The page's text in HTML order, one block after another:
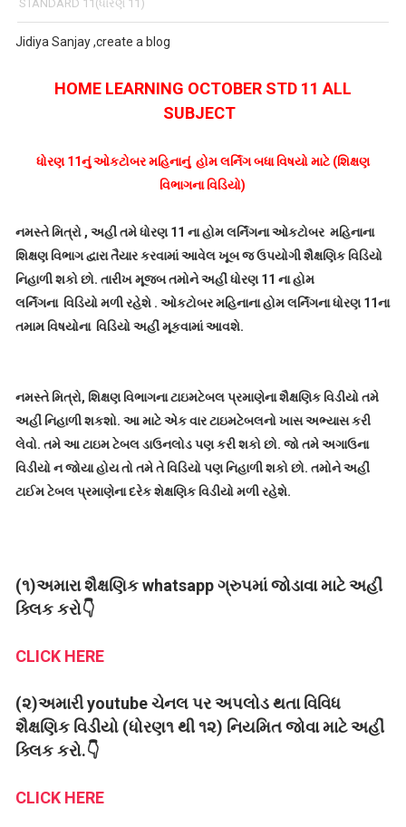
STANDARD 11(ધોરણ 11)
Jidiya Sanjay ,create a blog
HOME LEARNING OCTOBER STD 11 ALL
SUBJECT
ધોરણ 11નું ઓકટોબર મહિનાનું હોમ લર્નિંગ બધા વિષયો માટે (શિક્ષણ
વિભાગના વિડિયો)
નમસ્તે મિત્રો , અહીં તમે ધોરણ 11 ના હોમ લર્નિંગના ઓકટોબર મહિનાના
શિક્ષણ વિભાગ દ્વારા તૈયાર કરવામાં આવેલ ખૂબ જ ઉપયોગી શૈક્ષણિક વિડિયો
નિહાળી શકો છો. તારીખ મૂજબ તમોને અહીં ધોરણ 11 ના હોમ
લર્નિંગના વિડિયો મળી રહેશે . ઓકટોબર મહિનાના હોમ લર્નિંગના ધોરણ 11ના
તમામ વિષયોના વિડિયોઅહીં મૂકવામાં આવશે.
નમસ્તે મિત્રો, શિક્ષણ વિભાગના ટાઇમટેબલ પ્રમાણેના શૈક્ષણિક વિડીયો તમે
અહીં નિહાળી શકશો. આ માટે એક વાર ટાઇમટેબલનો ખાસ અભ્યાસ કરી
લેવો. તમે આ ટાઇમ ટેબલ ડાઉનલોડ પણ કરી શકો છો. જો તમે અગાઉના
વિડીયો ન જોયા હોય તો તમે તે વિડિયો પણ નિહાળી શકો છો. તમોને અહીં
ટાઈમ ટેબલ પ્રમાણેના દરેક શેક્ષણિક વિડીયો મળી રહેશે.
(૧)અમારા શૈક્ષણિક whatsapp ગ્રુપમાં જોડાવા માટે અહીં
ક્લિક કરો👇
CLICK HERE
(૨)અમારી youtube ચેનલ પર અપલોડ થતા વિવિધ
શૈક્ષણિક વિડીયો (ધોરણ૧ થી ૧૨) નિયમિત જોવા માટે અહીં
ક્લિક કરો.👇
CLICK HERE